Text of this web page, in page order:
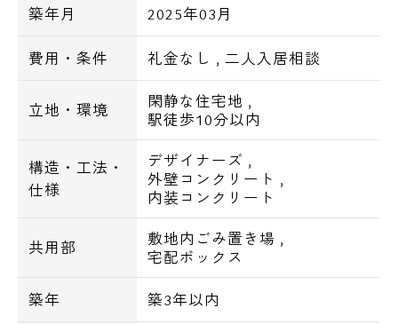
＝＝＝＝＝＝＝＝＝＝＝＝＝＝＝＝＝＝＝＝
＝＝＝＝＝＝＝＝＝＝＝
【ASTILE高田馬場（アスティーレ高田馬場）
■高級
■インターネット無料
■コンクリート打ちっぱなし
＝＝＝＝＝＝＝＝＝＝＝＝＝＝＝＝＝＝＝＝
＝＝＝＝＝＝＝＝＝＝＝
【ASTILE高田馬場（アスティーレ高田馬場）
築年月 2025年03月
費用・条件 礼金なし , 二人入居相談
立地・環境 閑静な住宅地 ,
駅徒歩10分以内
構造・工法・
仕様
デザイナーズ ,
外壁コンクリート ,
内装コンクリート
共用部 敷地内ごみ置き場 ,
宅配ボックス
築年 築3年以内